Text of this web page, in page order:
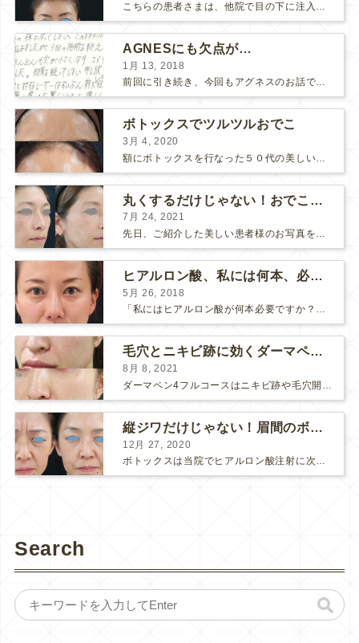
こちらの患者さまは、他院で目の下に注入したヒアルロン酸がチンダル現象を起こしていたため、 ヒアルロン酸を分解する薬（ヒアルロニダーゼ）で分解してから 改めてヒアルロン酸を入れ直しました。 ...
AGNESにも欠点が…
1月 13, 2018
前回に引き続き、今回もアグネスのお話です。 AGNESはとっても良い治療である一方、 欠点もいくつかありますので、そちらもお話ししておきますね。 AGNESの欠点 1. ダウンタイム A...
ボトックスでツルツルおでこ
3月 4, 2020
丸くするだけじゃない！おでこのヒアルロン酸注射
7月 24, 2021
先日、ご紹介した美しい患者様のお写真を使わせていただいて、おでこのヒアルロン酸注射について説明します。 （≫ 写真の患者様の経過はこちら『２年間で若返って綺麗になられた患者様』） なぜおでこに...
ヒアルロン酸、私には何本、必要ですか？
5月 26, 2018
「私にはヒアルロン酸が何本必要ですか？」 診察の時によく聞かれますが、なかなか難しい質問です。 どこまでこだわってキレイにしたいかによって 使うヒアルロン酸の量が変わるからです。 前回もご紹介させ...
毛穴とニキビ跡に効くダーマペン４フルコース
8月 8, 2021
ダーマペン4フルコースはニキビ跡や毛穴開きで悩まれている方に自信を持ってお勧めできる美肌治療です。 ↑ ダーマペン4フルコースを4回行いました。 ニキビ跡と毛穴開きが改善して肌のキメが整いまし...
縦ジワだけじゃない！眉間のボトックス注射
12月 27, 2020
ボトックスは当院でヒアルロン酸注射に次いで人気のある治療です。 私自身、美容治療が制限されていた妊娠・授乳中に一番やりたかったのはボトックスで、 「ボトックスが世の中から無くなったら困る！」と...
Search